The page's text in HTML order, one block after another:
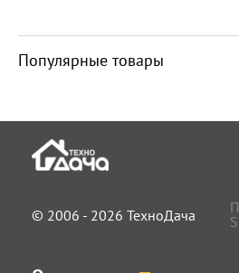
Популярные товары
© 2006 - 2026 ТехноДача